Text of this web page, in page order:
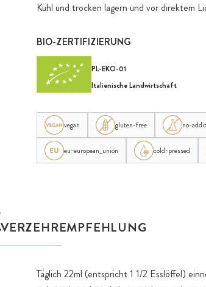
Kühl und trocken lagern und vor direktem
BIO-ZERTIFIZIERUNG
PL-EKO-01
Italienische Landwirtschaft
vegan gluten-free no-
eu-european_union cold-pressed
VERZEHREMPFEHLUNG
Täglich 22ml (entspricht 1 1/2 Esslöffel)